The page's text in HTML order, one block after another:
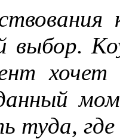
выбор.
хочет
туда,